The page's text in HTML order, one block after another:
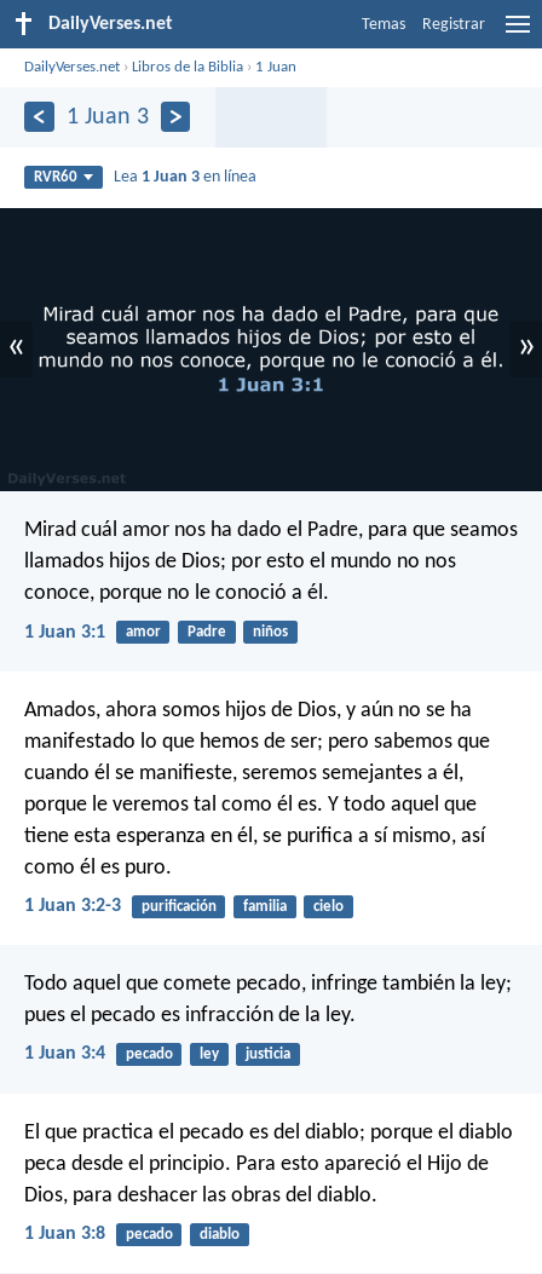
DailyVerses.net Temas Registrar
DailyVerses.net ›Libros de la Biblia › 1 Juan
1 Juan 3
RVR60 Lea 1 Juan 3 en línea
« »
Mirad cuál amor nos ha dado el Padre, para que seamos
llamados hijos de Dios; por esto el mundo no nos
conoce, porque no le conoció a él.
1 Juan 3:1 amor Padre niños
Amados, ahora somos hijos de Dios, y aún no se ha
manifestado lo que hemos de ser; pero sabemos que
cuando él se manifieste, seremos semejantes a él,
porque le veremos tal como él es. Y todo aquel que
tiene esta esperanza en él, se purifica a sí mismo, así
como él es puro.
1 Juan 3:2-3 purificación familia cielo
Todo aquel que comete pecado, infringe también la ley;
pues el pecado es infracción de la ley.
1 Juan 3:4 pecado ley justicia
El que practica el pecado es del diablo; porque el diablo
peca desde el principio. Para esto apareció el Hijo de
Dios, para deshacer las obras del diablo.
1 Juan 3:8 pecado diablo